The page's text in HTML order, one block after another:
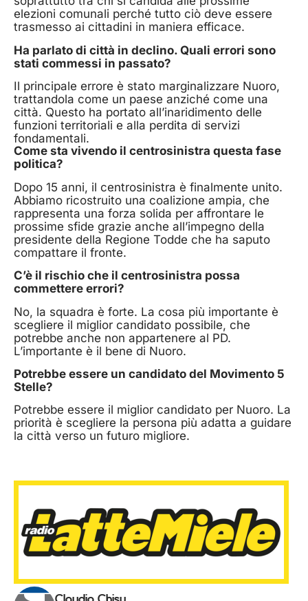
elezioni comunali perché tutto ciò deve essere
trasmesso ai cittadini in maniera efficace.
Ha parlato di città in declino. Quali errori sono
stati commessi in passato?
Il principale errore è stato marginalizzare Nuoro,
trattandola come un paese anziché come una
città. Questo ha portato all’inaridimento delle
funzioni territoriali e alla perdita di servizi
fondamentali.
Come sta vivendo il centrosinistra questa fase
politica?
Dopo 15 anni, il centrosinistra è finalmente unito.
Abbiamo ricostruito una coalizione ampia, che
rappresenta una forza solida per affrontare le
prossime sfide grazie anche all’impegno della
presidente della Regione Todde che ha saputo
compattare il fronte.
C’è il rischio che il centrosinistra possa
commettere errori?
No, la squadra è forte. La cosa più importante è
scegliere il miglior candidato possibile, che
potrebbe anche non appartenere al PD.
L’importante è il bene di Nuoro.
Potrebbe essere un candidato del Movimento 5
Stelle?
Potrebbe essere il miglior candidato per Nuoro. La
priorità è scegliere la persona più adatta a guidare
la città verso un futuro migliore.